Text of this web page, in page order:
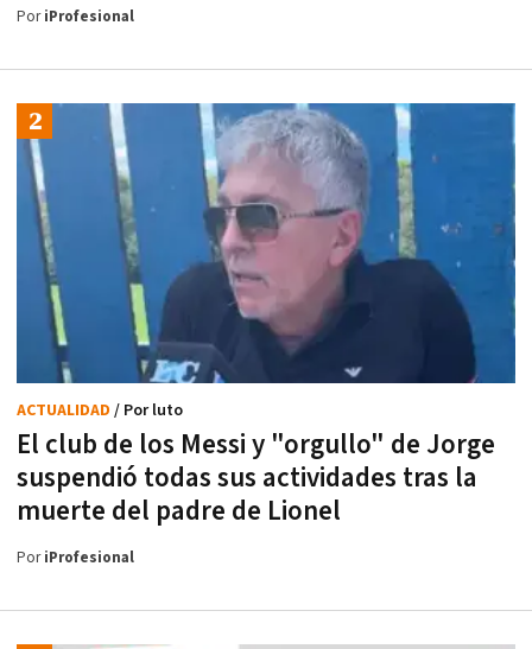
PoriProfesional
El club de los Messi y "orgullo" de Jorge
suspendió todas sus actividades tras la
muerte del padre de Lionel
ACTUALIDAD / Por luto
PoriProfesional